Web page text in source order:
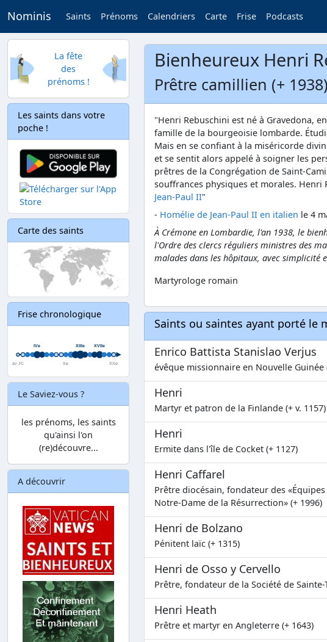
Nominis Saints Prénoms Calendriers Carte Frise Podcasts
La fête
des
prénoms !
Les saints dans votre
poche !
Carte des saints
Frise chronologique
Le Saviez-vous ?
les prénoms, les saints
qu'ainsi l'on
(re)découvre...
A découvrir
Bienheureux Henri
Prêtre camillien (+ 1938)
"Henri Rebuschini est né à Gravedona,
famille de la bourgeoisie lombarde.
Mais en se confiant à la miséricorde
et se sentit alors appelé à soigner les
prêtres de la Congrégation de Saint-
souffrances physiques et morales. Henri
Jean-Paul II"
- Homélie de Jean-Paul II en italien le 4
À Crémone en Lombardie, l'an 1938, le
l'Ordre des clercs réguliers ministres des
malades dans les hôpitaux, avec simplicité
Martyrologe romain
Saints ou saintes ayant porté le
Enrico Battista Stanislao Verjus
évêque missionnaire en Nouvelle Guinée
Henri
Martyr et patron de la Finlande (+ v. 1157)
Henri
Ermite dans l'île de Cocket (+ 1127)
Henri Caffarel
Prêtre diocésain, fondateur des
Notre-Dame de la Résurrection» (+ 1996)
Henri de Bolzano
Pénitent laïc (+ 1315)
Henri de Osso y Cervello
Prêtre, fondateur de la Société de Sainte-
Henri Heath
Prêtre et martyr en Angleterre (+ 1643)